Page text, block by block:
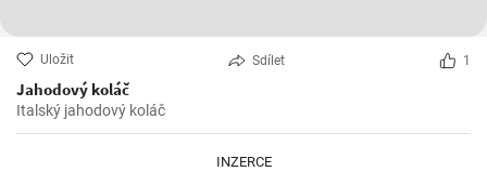
Uložit Sdílet 1
Jahodový koláč
Italský jahodový koláč
INZERCE